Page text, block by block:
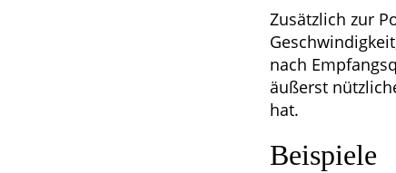
Zusätzlich zur
nach
äußerst
hat.
Beispiele